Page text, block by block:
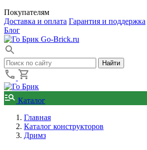
Покупателям
Доставка и оплата Гарантия и поддержка
Блог
Go-Brick.ru
Каталог
Главная
Каталог конструкторов
Дримз